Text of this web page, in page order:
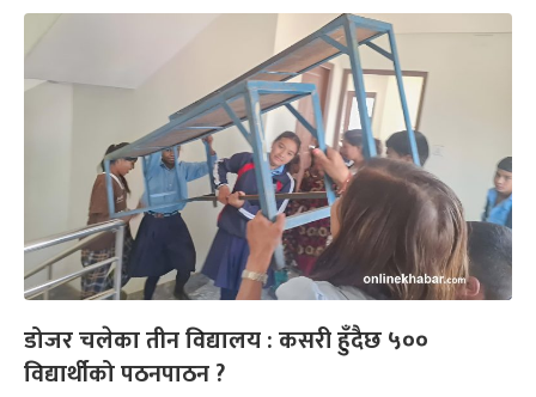
डोजर चलेका तीन विद्यालय : कसरी हुँदैछ ५००
विद्यार्थीको पठनपाठन ?